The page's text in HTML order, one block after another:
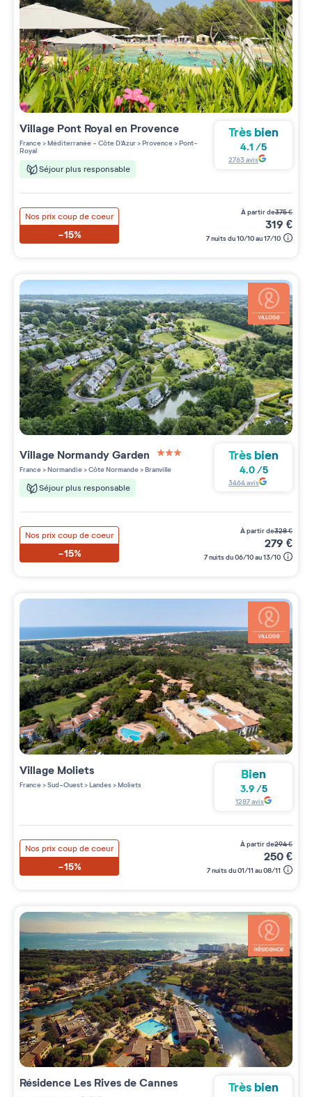
Village Pont Royal en Provence
France>Méditerranée - Côte D'Azur>Provence>Pont-
Royal
Séjour plus responsable
Très bien
4.1 /5
2763avis
Nos prix coup de coeur
-15%
à partir de375€
319 €
7 nuits du 10/10 au 17/10
Village Normandy Garden
3 étoiles sur 5
France>Normandie>Côte Normande>Branville
Séjour plus responsable
Très bien
4.0 /5
3464avis
Nos prix coup de coeur
-15%
à partir de328€
279 €
7 nuits du 06/10 au 13/10
Village Moliets
France>Sud-Ouest>Landes>Moliets
Bien
3.9/5
1287avis
Nos prix coup de coeur
-15%
à partir de294€
250€
7 nuits du 01/11 au 08/11
Résidence Les Rives de Cannes
Très bien